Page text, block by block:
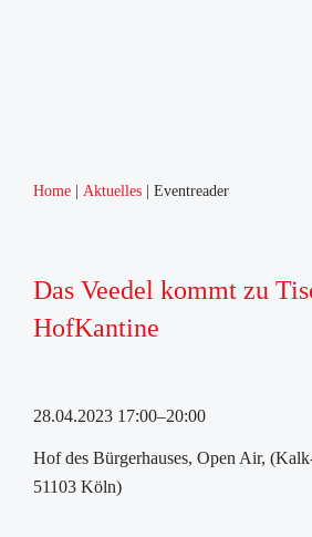
Home Aktuelles Eventreader
Das Veedel kommt zu
HofKantine
28.04.2023 17:00–20:00
Hof des Bürgerhauses, Open Air,
51103 Köln)